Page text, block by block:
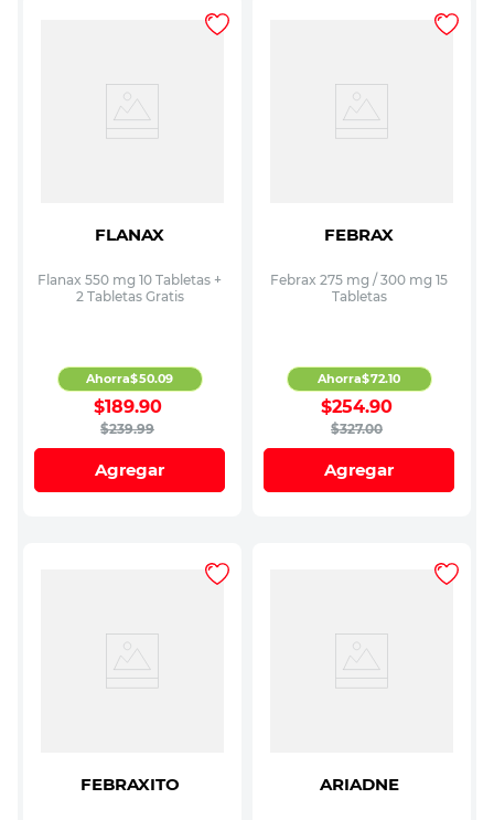
FLANAX
Flanax 550 mg 10 Tabletas +
2 Tabletas Gratis
$239.99
$189.90
Ahorra$50.09
Agregar
FEBRAX
Febrax 275 mg / 300 mg 15
Tabletas
$327.00
$254.90
Ahorra$72.10
Agregar
FEBRAXITO ARIADNE